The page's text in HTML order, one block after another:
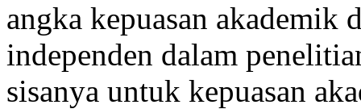
angka kepuasan akademik
independen dalam
sisanya untuk kepuasan